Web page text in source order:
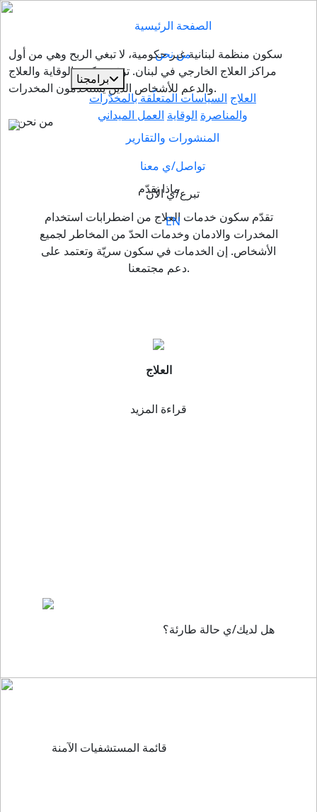
الصفحة الرئيسية
من نحن
برامجنا
العلاج السياسات المتعلّقة بالمخدّرات
والمناصرة الوقاية العمل الميداني
المنشورات والتقارير
تواصل/ي معنا
تبرع/ي الآن
EN
سكون منظمة لبنانية غير حكومية، لا تبغي الربح وهي من أول
مراكز العلاج الخارجي في لبنان. توفر سكون الوقاية والعلاج
والدعم للأشخاص الذين يستخدمون المخدرات.
من نحن
ماذا نقدّم
تقدّم سكون خدمات العلاج من اضطرابات استخدام
المخدرات والادمان وخدمات الحدّ من المخاطر لجميع
الأشخاص. إن الخدمات في سكون سريّة وتعتمد على
دعم مجتمعنا.
العلاج
قراءة المزيد
هل لديك/ي حالة طارئة؟
بالصليب الأحمر على الرقم ١٤٠ أو اتّجه/ي إلى
قائمة المستشفيات الآمنة